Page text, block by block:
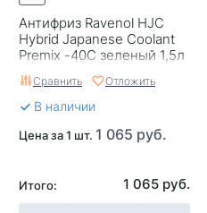
Антифриз Ravenol HJC
Hybrid Japanese Coolant
Premix -40C зеленый 1,5л
Сравнить Отложить
В наличии
Цена за 1 шт. 1 065 руб.
Итого: 1 065 руб.